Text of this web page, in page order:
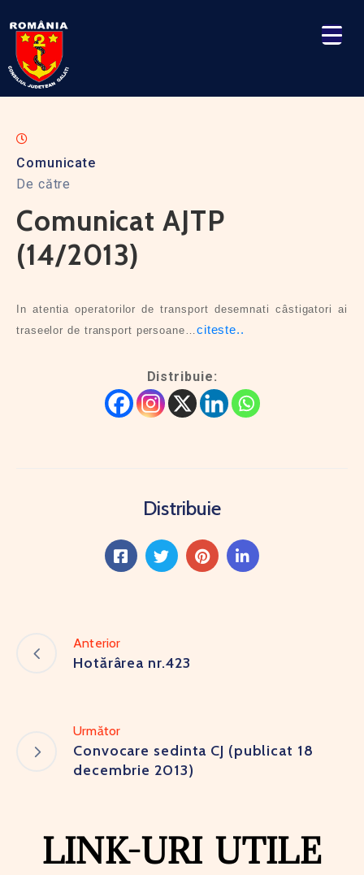
Comunicate
De către
Comunicat AJTP
(14/2013)
In atentia operatorilor de transport desemnati câstigatori ai
traseelor de transport persoane…citeste..
Distribuie:
Distribuie
Anterior
Hotărârea nr.423
Următor
Convocare sedinta CJ (publicat 18
decembrie 2013)
LINK-URI UTILE